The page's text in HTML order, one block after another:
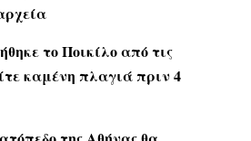
το Ποικίλο από τις
καμένη πλαγιά πριν 4